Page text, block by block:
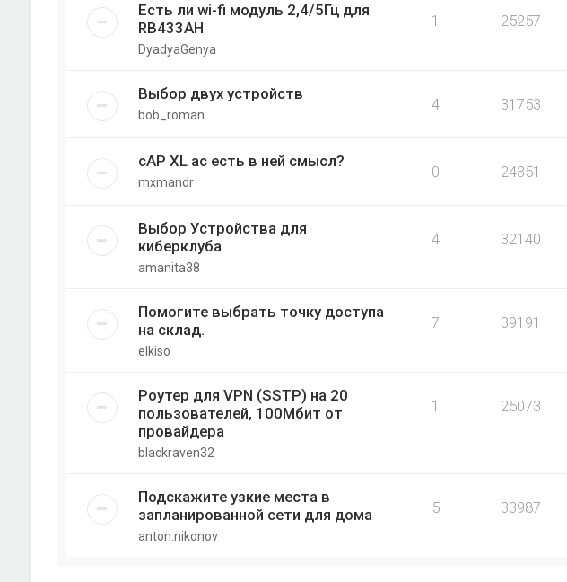
Есть ли wi-fi модуль 2,4/5Гц для
RB433AH
DyadyaGenya
1 25257
Выбор двух устройств
bob_roman
4 31753
cAP XL ac есть в ней смысл?
mxmandr
0 24351
Выбор Устройства для
киберклуба
amanita38
4 32140
Помогите выбрать точку доступа
на склад.
elkiso
7 39191
Роутер для VPN (SSTP) на 20
пользователей, 100Мбит от
провайдера
blackraven32
1 25073
Подскажите узкие места в
запланированной сети для дома
anton.nikonov
5 33987